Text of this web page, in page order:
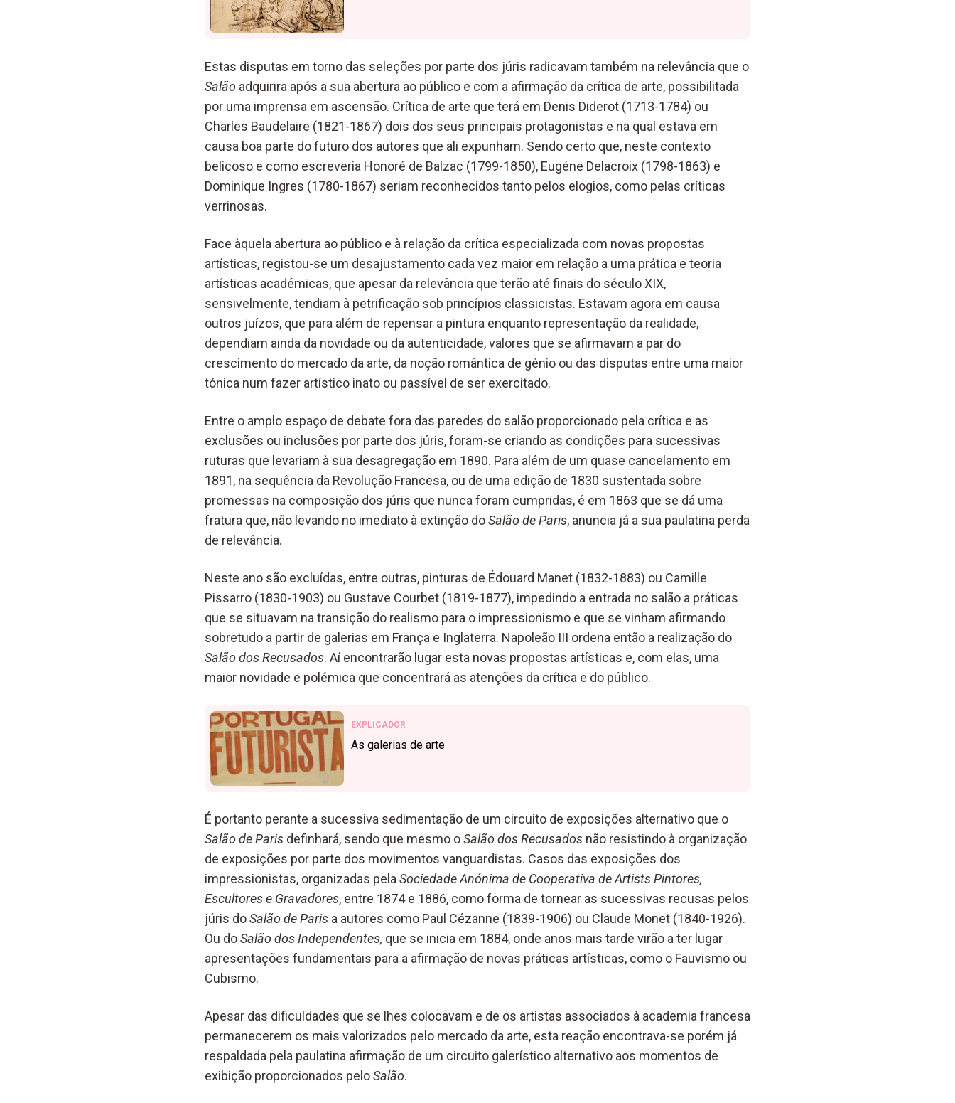
Estas disputas em torno das seleções por parte dos júris radicavam também na relevância que o
Salãoadquirira após a sua abertura ao público e com a afirmação da crítica de arte, possibilitada
por uma imprensa em ascensão. Crítica de arte que terá em Denis Diderot (1713-1784) ou
Charles Baudelaire (1821-1867) dois dos seus principais protagonistas e na qual estava em
causa boa parte do futuro dos autores que ali expunham. Sendo certo que, neste contexto
belicoso e como escreveria Honoré de Balzac (1799-1850), Eugéne Delacroix (1798-1863) e
Dominique Ingres (1780-1867) seriam reconhecidos tanto pelos elogios, como pelas críticas
verrinosas.
Face àquela abertura ao público e à relação da crítica especializada com novas propostas
artísticas, registou-se um desajustamento cada vez maior em relação a uma prática e teoria
artísticas académicas, que apesar da relevância que terão até finais do século XIX,
sensivelmente, tendiam à petrificação sob princípios classicistas. Estavam agora em causa
outros juízos, que para além de repensar a pintura enquanto representação da realidade,
dependiam ainda da novidade ou da autenticidade, valores que se afirmavam a par do
crescimento do mercado da arte, da noção romântica de génio ou das disputas entre uma maior
tónica num fazer artístico inato ou passível de ser exercitado.
Entre o amplo espaço de debate fora das paredes do salão proporcionado pela crítica e as
exclusões ou inclusões por parte dos júris, foram-se criando as condições para sucessivas
ruturas que levariam à sua desagregação em 1890. Para além de um quase cancelamento em
1891, na sequência da Revolução Francesa, ou de uma edição de 1830 sustentada sobre
promessas na composição dos júris que nunca foram cumpridas, é em 1863 que se dá uma
fratura que, não levando no imediato à extinção doSalão de Paris, anuncia já a sua paulatina perda
de relevância.
Neste ano são excluídas, entre outras, pinturas de Édouard Manet (1832-1883) ou Camille
Pissarro (1830-1903) ou Gustave Courbet (1819-1877),impedindo a entrada no salão a práticas
que se situavam na transição do realismo para o impressionismo e que se vinham afirmando
sobretudo a partir de galerias em França e Inglaterra. Napoleão III ordena então a realização do
Salão dos Recusados. Aí encontrarão lugar esta novas propostas artísticas e, com elas, uma
maior novidade e polémica que concentrará as atenções da crítica e do público.
EXPLICADOR
As galerias de arte
É portanto perante a sucessiva sedimentação de um circuito de exposições alternativo que o
Salão de Parisdefinhará, sendo que mesmo oSalão dos Recusadosnão resistindo à organização
de exposições por parte dos movimentos vanguardistas. Casos das exposições dos
impressionistas, organizadas pelaSociedade Anónima de Cooperativa de Artists Pintores,
Escultores e Gravadores, entre 1874 e 1886, como forma de tornear as sucessivas recusas pelos
júris doSalão de Parisa autores como Paul Cézanne (1839-1906) ou Claude Monet (1840-1926).
Ou doSalão dos Independentes, que se inicia em 1884, onde anos mais tarde virão a ter lugar
apresentações fundamentais para a afirmação de novas práticas artísticas, como o Fauvismo ou
Cubismo.
Apesar das dificuldades que se lhes colocavam e de os artistas associados à academia francesa
permanecerem os mais valorizados pelo mercado da arte, esta reação encontrava-se porém já
respaldada pela paulatina afirmação de um circuito galerístico alternativo aos momentos de
exibição proporcionados peloSalão.